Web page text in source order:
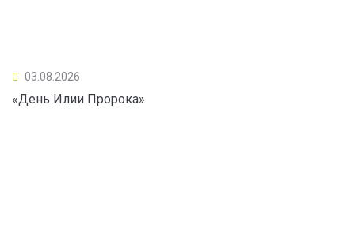
03.08.2026
«День Илии Пророка»